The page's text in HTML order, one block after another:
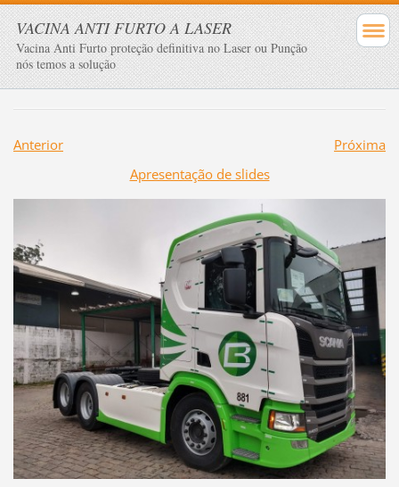
VACINA ANTI FURTO A LASER
Vacina Anti Furto proteção definitiva no Laser ou Punção
nós temos a solução
Anterior
Próxima
Apresentação de slides